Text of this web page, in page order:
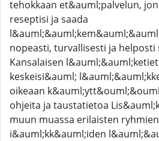
tehokkaan et&auml;palvelun,
reseptisi ja saada
nopeasti, turvallisesti ja helposti
Kansalaisen
keskeisi&auml;
oikeaan
ohjeita ja taustatietoa
muun muassa erilaisten
i&auml;kk&auml;iden